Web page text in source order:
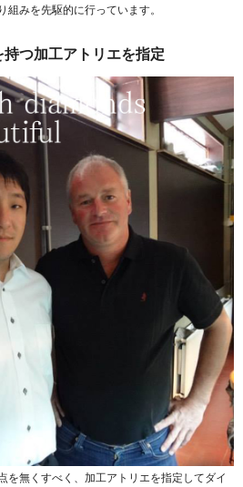
みを先駆的に行っています。
つ加工アトリエを指定
を無くすべく、加工アトリエを指定してダイ